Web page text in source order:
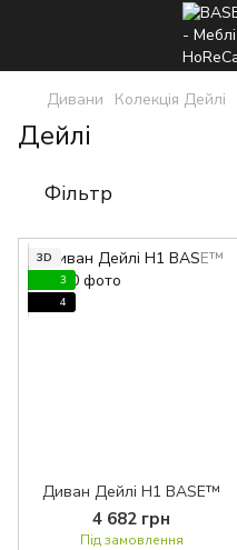
Дивани Колекція Дейлі
Дейлі
Фільтр
3D
3
4
Диван Дейлі H1 BASE™
4 682 грн
Під замовлення